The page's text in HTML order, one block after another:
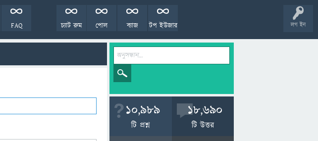
লগ ইন
FAQ টপ ইউজার
ব্যাজ
পোল
চ্যাট রুম
10,989
টি প্রশ্ন
18,690
টি উত্তর